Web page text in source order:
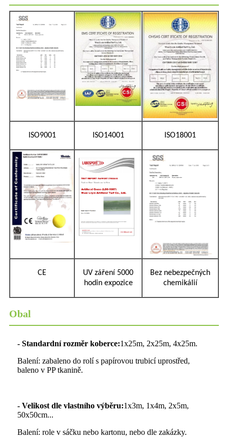
ISO9001 ISO14001 ISO18001
CE
UV záření 5000
hodin expozice
Bez nebezpečných
chemikálií
Obal
- Standardní rozměr koberce:1x25m, 2x25m, 4x25m.
Balení: zabaleno do rolí s papírovou trubicí uprostřed,
baleno v PP tkanině.
- Velikost dle vlastního výběru:1x3m, 1x4m, 2x5m,
50x50cm...
Balení: role v sáčku nebo kartonu, nebo dle zakázky.